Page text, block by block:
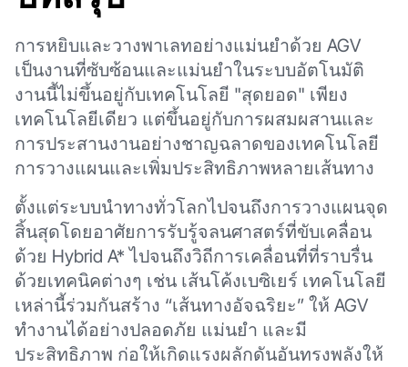
การหยิบและวางพาเลทอย่างแม่นยำด้วย AGV
เป็นงานที่ซับซ้อนและแม่นยำในระบบอัตโนมัติ
งานนี้ไม่ขึ้นอยู่กับเทคโนโลยี "สุดยอด" เพียง
เทคโนโลยีเดียว แต่ขึ้นอยู่กับการผสมผสานและ
การประสานงานอย่างชาญฉลาดของเทคโนโลยี
การวางแผนและเพิ่มประสิทธิภาพหลายเส้นทาง
ตั้งแต่ระบบนำทางทั่วโลกไปจนถึงการวางแผนจุด
สิ้นสุดโดยอาศัยการรับรู้จลนศาสตร์ที่ขับเคลื่อน
ด้วย Hybrid A* ไปจนถึงวิถีการเคลื่อนที่ที่ราบรื่น
ด้วยเทคนิคต่างๆ เช่น เส้นโค้งเบซิเยร์ เทคโนโลยี
เหล่านี้ร่วมกันสร้าง “เส้นทางอัจฉริยะ” ให้ AGV
ทำงานได้อย่างปลอดภัย แม่นยำ และมี
ประสิทธิภาพ ก่อให้เกิดแรงผลักดันอันทรงพลังให้